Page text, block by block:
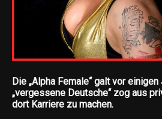
Die „Alpha Female“ galt vor
„vergessene Deutsche“ zog aus
dort Karriere zu machen.